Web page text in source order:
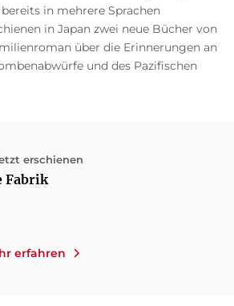
in mehrere Sprachen
in Japan zwei neue Bücher von
über die Erinnerungen an
und des Pazifischen
erschienen
Fabrik
erfahren